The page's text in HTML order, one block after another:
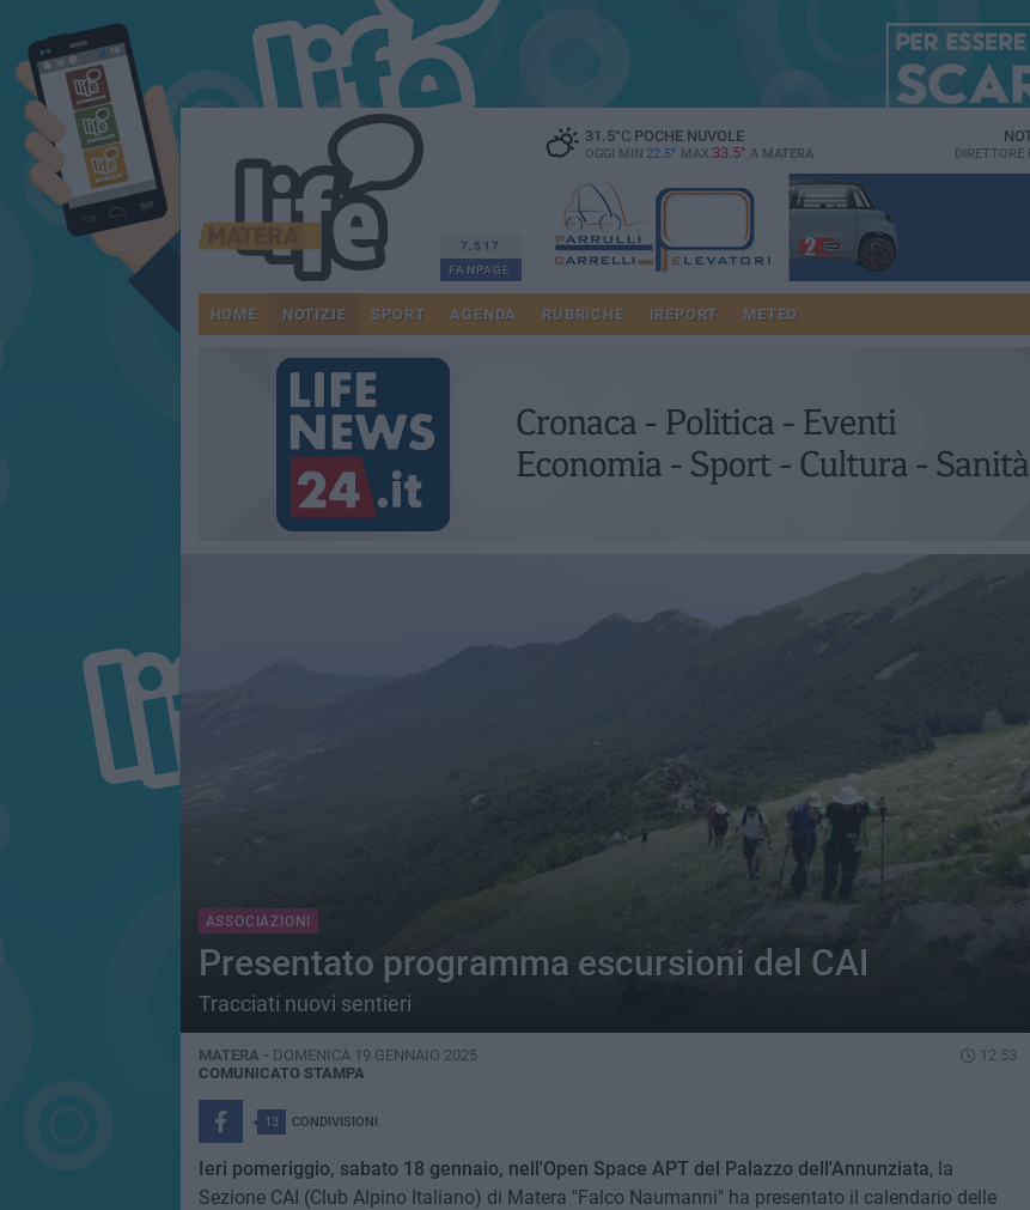
7.517
FANPAGE
31.5°CPOCHE NUVOLE
OGGI MIN 22.5° MAX 33.5° A MATERA DIRETTORE
HOME NOTIZIE SPORT AGENDA RUBRICHE IREPORT METEO
ASSOCIAZIONI
Presentato programma escursioni del CAI
Tracciati nuovi sentieri
MATERA - DOMENICA 19 GENNAIO 2025
12.53
COMUNICATO STAMPA
13 CONDIVISIONI
Ieri pomeriggio, sabato 18 gennaio, nell'Open Space APT del Palazzo dell'Annunziata, la
Sezione CAI (Club Alpino Italiano) di Matera "Falco Naumanni" ha presentato il calendario delle